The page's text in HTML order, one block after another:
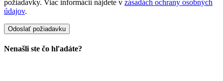
požiadavky. Viac informácií nájdete v zásadách ochrany osobných
údajov.
Nenašli ste čo hľadáte?